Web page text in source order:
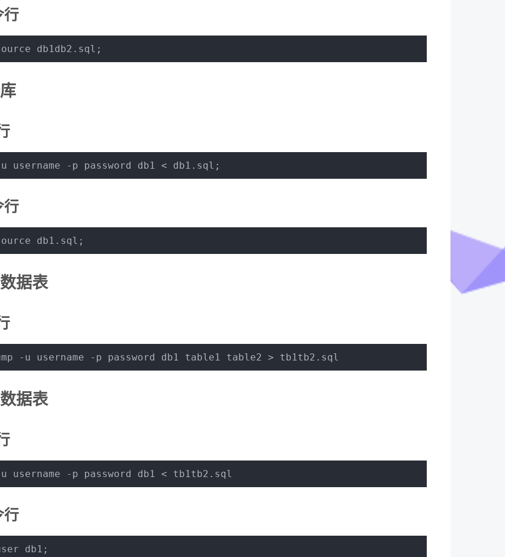
行
db1db2.sql;
username -p password db1 < db1.sql;
行
db1.sql;
据表
-u username -p password db1 table1 table2 > tb1tb2.sql
据表
username -p password db1 < tb1tb2.sql
行
db1;